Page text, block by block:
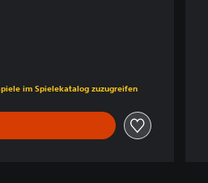
von €39,99
im Spielekatalog zuzugreifen